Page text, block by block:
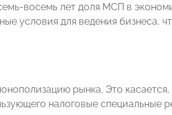
восемь лет доля МСП в
условия для ведения бизнеса,
рынка. Это
налоговые специальные